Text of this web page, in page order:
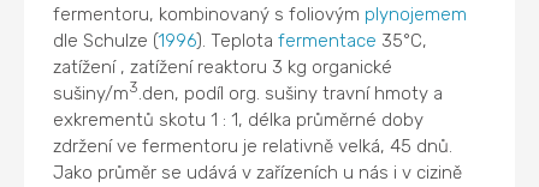
fermentoru, kombinovaný s foliovým plynojemem
dle Schulze (1996). Teplotafermentace 35°C,
zatížení , zatížení reaktoru 3 kg organické
sušiny/m3.den, podíl org. sušiny travní hmoty a
exkrementů skotu 1 : 1, délka průměrné doby
zdržení ve fermentoru je relativně velká, 45 dnů.
Jako průměr se udává v zařízeních u nás i v cizině